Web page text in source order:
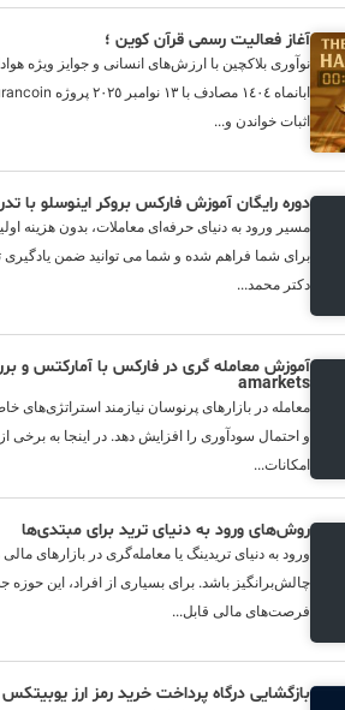
‎آغاز فعاليت رسمى قرآن كوين ؛
اثبات خواندن و...
دوره‌ رایگان آموزش فارکس بروکر اینوسلو با
برای شما فراهم شده و شما می توانید ضمن
دکتر محمد...
آموزش معامله گری در فارکس با آمارکتس و
amarkets
معامله در بازارهای پرنوسان نیازمند
و احتمال سودآوری را افزایش دهد. در اینجا به برخی
امکانات...
روش‌های ورود به دنیای ترید برای مبتدی‌ها
ورود به دنیای تریدینگ یا معامله‌گری در بازارهای
چالش‌برانگیز باشد. برای بسیاری از افراد، این حوزه
فرصت‌های مالی قابل...
بازگشایی درگاه پرداخت خرید رمز ارز یوبیتکس